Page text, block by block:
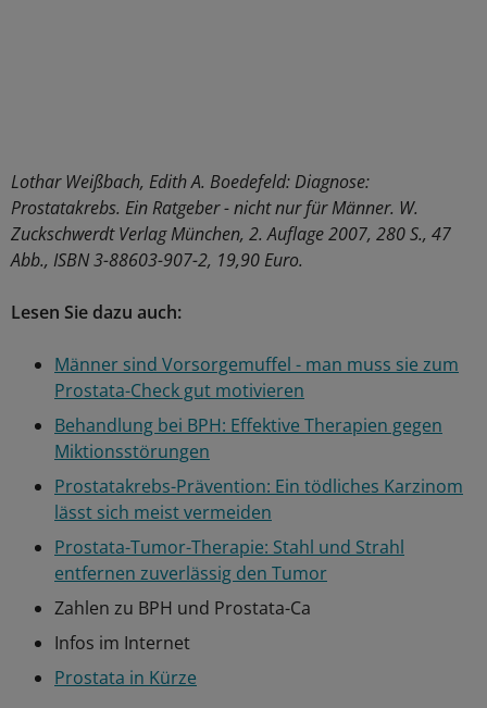
Lothar Weißbach, Edith A. Boedefeld: Diagnose:
Prostatakrebs. Ein Ratgeber - nicht nur für Männer. W.
Zuckschwerdt Verlag München, 2. Auflage 2007, 280 S., 47
Abb., ISBN 3-88603-907-2, 19,90 Euro.
Lesen Sie dazu auch:
Männer sind Vorsorgemuffel - man muss sie zum
Prostata-Check gut motivieren
Behandlung bei BPH: Effektive Therapien gegen
Miktionsstörungen
Prostatakrebs-Prävention: Ein tödliches Karzinom
lässt sich meist vermeiden
Prostata-Tumor-Therapie: Stahl und Strahl
entfernen zuverlässig den Tumor
Zahlen zu BPH und Prostata-Ca
Infos im Internet
Prostata in Kürze